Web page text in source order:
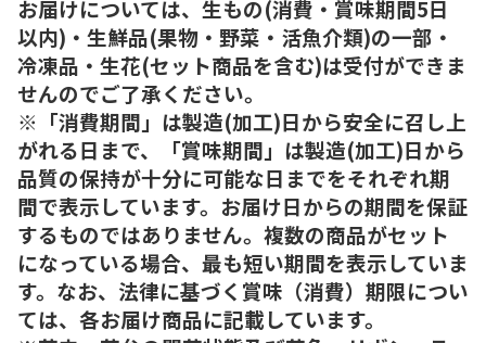
お届けについては、生もの(消費・賞味期間5日
以内)・生鮮品(果物・野菜・活魚介類)の一部・
冷凍品・生花(セット商品を含む)は受付ができま
せんのでご了承ください。
※「消費期間」は製造(加工)日から安全に召し上
がれる日まで、「賞味期間」は製造(加工)日から
品質の保持が十分に可能な日までをそれぞれ期
間で表示しています。お届け日からの期間を保証
するものではありません。複数の商品がセット
になっている場合、最も短い期間を表示していま
す。なお、法律に基づく賞味（消費）期限につい
ては、各お届け商品に記載しています。